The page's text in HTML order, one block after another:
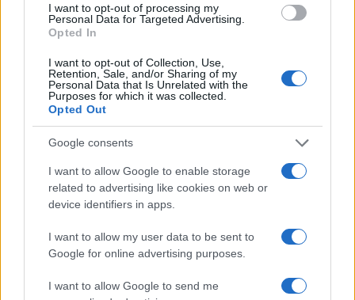
I want to opt-out of processing my
Personal Data for Targeted Advertising.
Opted In
I want to opt-out of Collection, Use,
Retention, Sale, and/or Sharing of my
Personal Data that Is Unrelated with the
Purposes for which it was collected.
Opted Out
Google consents
I want to allow Google to enable storage
related to advertising like cookies on web or
device identifiers in apps.
I want to allow my user data to be sent to
Google for online advertising purposes.
I want to allow Google to send me
Come valutare infotainment, ADAS e OTA nelle auto
elettriche
Andrea Conforti · 8 Ago 2026
RECENSIONI TECH